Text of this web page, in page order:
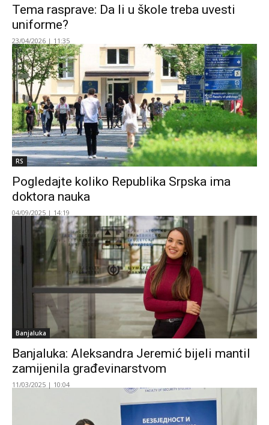
Tema rasprave: Da li u škole treba uvesti
uniforme?
23/04/2026 | 11:35
RS
Pogledajte koliko Republika Srpska ima
doktora nauka
04/09/2025 | 14:19
Banjaluka
Banjaluka: Aleksandra Jeremić bijeli mantil
zamijenila građevinarstvom
11/03/2025 | 10:04